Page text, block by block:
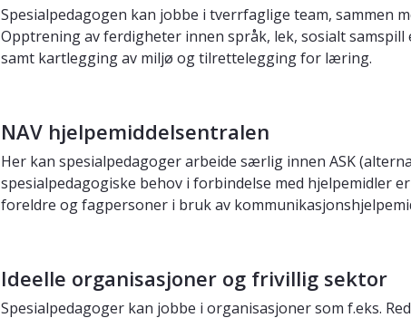
Spesialpedagogen kan jobbe i tverrfaglige team, sammen
Opptrening av ferdigheter innen språk, lek, sosialt
samt kartlegging av miljø og tilrettelegging for læring.
NAV hjelpemiddelsentralen
Her kan spesialpedagoger arbeide særlig innen ASK
spesialpedagogiske behov i forbindelse med hjelpemidler
foreldre og fagpersoner i bruk av
Ideelle organisasjoner og frivillig sektor
Spesialpedagoger kan jobbe i organisasjoner som f.eks.